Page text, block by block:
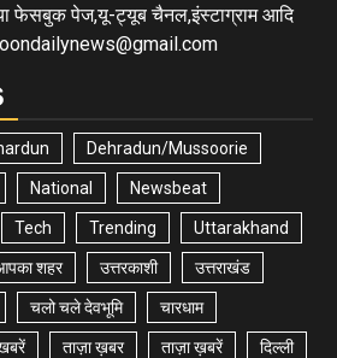
फेसबुक पेज,यू-ट्यूब चैनल,इंस्टाग्राम आदि
Dehradun/Mussoorie
National Newsbeat
Tech Trending Uttarakhand
शहर उत्तरकाशी उत्तराखंड
चलो चले देवभूमि चारधाम
ताज़ा ख़बर ताज़ा ख़बरें दिल्ली